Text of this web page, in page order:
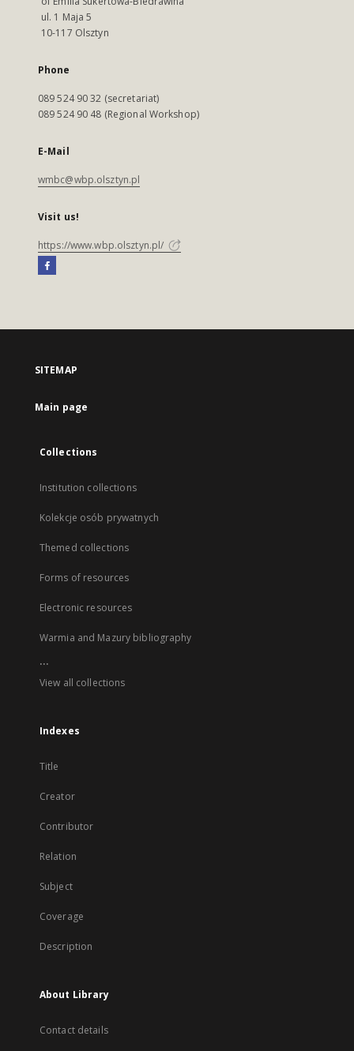
ul. 1 Maja 5
10-117 Olsztyn
Phone
089 524 90 32 (secretariat)
089 524 90 48 (Regional Workshop)
E-Mail
wmbc@wbp.olsztyn.pl
Visit us!
https://www.wbp.olsztyn.pl/
SITEMAP
Main page
Collections
Institution collections
Kolekcje osób prywatnych
Themed collections
Forms of resources
Electronic resources
Warmia and Mazury bibliography
...
View all collections
Indexes
Title
Creator
Contributor
Relation
Subject
Coverage
Description
About Library
Contact details